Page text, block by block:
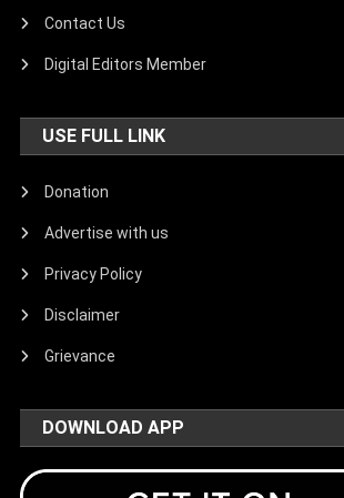
Contact Us
Digital Editors Member
USE FULL LINK
Donation
Advertise with us
Privacy Policy
Disclaimer
Grievance
DOWNLOAD APP